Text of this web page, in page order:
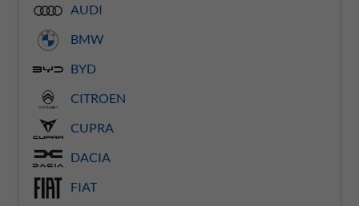
AUDI
BMW
BYD
CITROEN
CUPRA
DACIA
FIAT